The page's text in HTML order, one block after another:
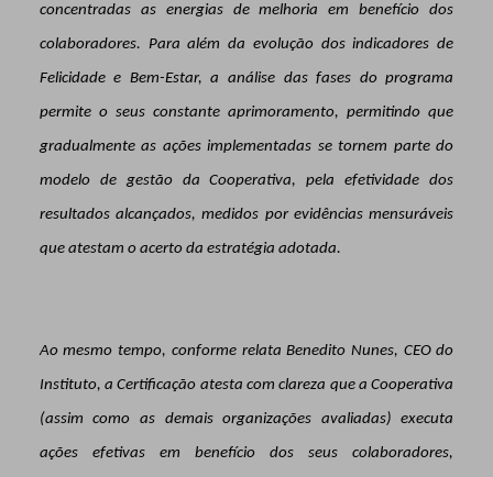
concentradas as energias de melhoria em benefício dos
colaboradores. Para além da evolução dos indicadores de
Felicidade e Bem-Estar, a análise das fases do programa
permite o seus constante aprimoramento, permitindo que
gradualmente as ações implementadas se tornem parte do
modelo de gestão da Cooperativa, pela efetividade dos
resultados alcançados, medidos por evidências mensuráveis
que atestam o acerto da estratégia adotada.
Ao mesmo tempo, conforme relata Benedito Nunes, CEO do
Instituto, a Certificação atesta com clareza que a Cooperativa
(assim como as demais organizações avaliadas) executa
ações efetivas em benefício dos seus colaboradores,